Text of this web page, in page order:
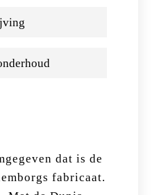
dat is de
fabricaat.